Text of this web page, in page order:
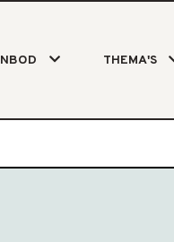
THEMA'S